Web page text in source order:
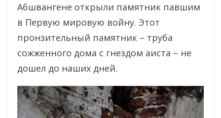
Абшвангене открыли памятник павшим
в Первую мировую войну. Этот
пронзительный памятник – труба
сожженного дома с гнездом аиста – не
дошел до наших дней.